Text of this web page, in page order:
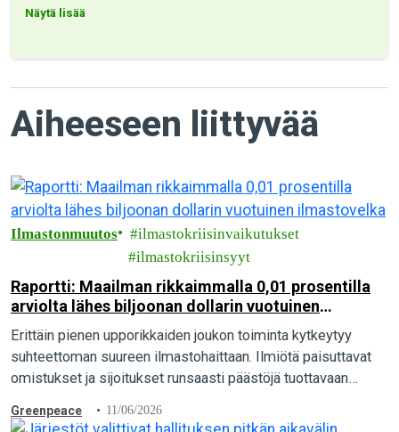
Näytä lisää
Aiheeseen liittyvää
Ilmastonmuutos
ilmastokriisinvaikutukset
ilmastokriisinsyyt
Raportti: Maailman rikkaimmalla 0,01 prosentilla
arviolta lähes biljoonan dollarin vuotuinen
ilmastovelka
Erittäin pienen upporikkaiden joukon toiminta kytkeytyy
suhteettoman suureen ilmastohaittaan. Ilmiötä paisuttavat
omistukset ja sijoitukset runsaasti päästöjä tuottavaan
tuore kansainvälinen raportti.
Greenpeace 11/06/2026